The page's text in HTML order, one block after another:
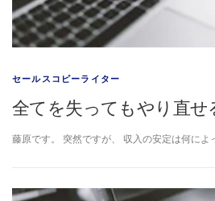
セールスコピーライター
全てを失ってもやり直せ
藤原です。 突然ですが、 収入の安定は何によ